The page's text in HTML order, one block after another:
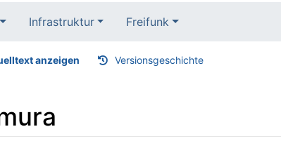
Infrastruktur Freifunk
anzeigen Versionsgeschichte